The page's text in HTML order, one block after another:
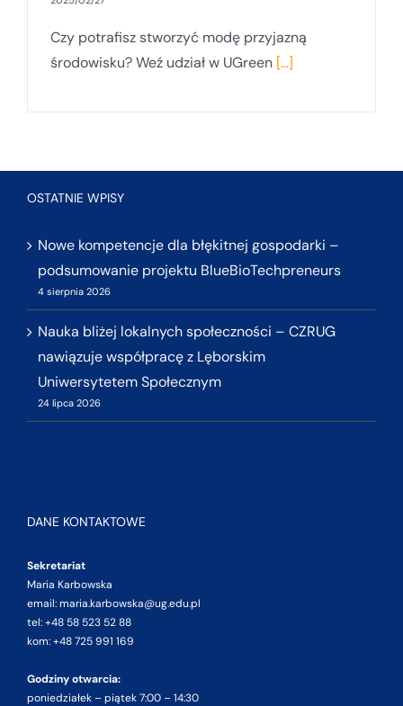
Czy potrafisz stworzyć modę przyjazną
środowisku? Weź udział w UGreen [...]
OSTATNIE WPISY
Nowe kompetencje dla błękitnej gospodarki –
podsumowanie projektu BlueBioTechpreneurs
4 sierpnia 2026
Nauka bliżej lokalnych społeczności – CZRUG
nawiązuje współpracę z Lęborskim
Uniwersytetem Społecznym
24 lipca 2026
DANE KONTAKTOWE
Sekretariat
Maria Karbowska
email: maria.karbowska@ug.edu.pl
tel: +48 58 523 52 88
kom: +48 725 991 169
Godziny otwarcia:
poniedziałek – piątek 7:00 – 14:30